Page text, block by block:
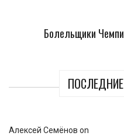
Болельщики
Алексей Семёнов on